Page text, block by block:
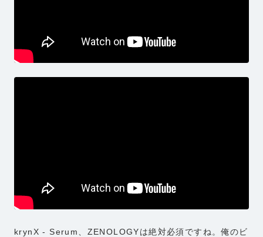
krynX - Serum、ZENOLOGYは絶対必須ですね。俺のビ